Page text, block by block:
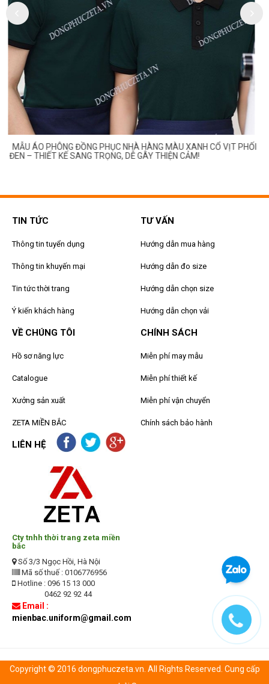
MẪU ÁO PHÔNG ĐỒNG PHỤC NHÀ HÀNG MÀU XANH CỔ VỊT PHỐI
ĐEN – THIẾT KẾ SANG TRỌNG, DỄ GÂY THIỆN CẢM!
TIN TỨC
Thông tin tuyển dụng
Thông tin khuyến mại
Tin tức thời trang
Ý kiến khách hàng
TƯ VẤN
Hướng dẫn mua hàng
Hướng dẫn đo size
Hướng dẫn chọn size
Hướng dẫn chọn vải
VỀ CHÚNG TÔI
Hồ sơ năng lực
Catalogue
Xưởng sản xuất
ZETA MIỀN BẮC
CHÍNH SÁCH
Miễn phí may mẫu
Miễn phí thiết kế
Miễn phí vận chuyển
Chính sách bảo hành
LIÊN HỆ
Cty tnhh thời trang zeta miền
bắc
Số 3/3 Ngọc Hồi, Hà Nội
Mã số thuế : 0106776956
Hotline : 096 15 13 000
0462 92 92 44
Email :
mienbac.uniform@gmail.com
Copyright © 2016 dongphuczeta.vn. All Rights Reserved. Cung cấp